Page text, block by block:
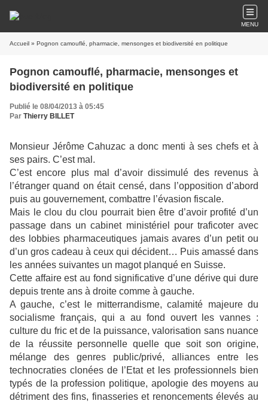
MENU
Accueil » Pognon camouflé, pharmacie, mensonges et biodiversité en politique
Pognon camouflé, pharmacie, mensonges et
biodiversité en politique
Publié le 08/04/2013 à 05:45
Par Thierry BILLET
Monsieur Jérôme Cahuzac a donc menti à ses chefs et à
ses pairs. C’est mal.
C’est encore plus mal d’avoir dissimulé des revenus à
l’étranger quand on était censé, dans l’opposition d’abord
puis au gouvernement, combattre l’évasion fiscale.
Mais le clou du clou pourrait bien être d’avoir profité d’un
passage dans un cabinet ministériel pour traficoter avec
des lobbies pharmaceutiques jamais avares d’un petit ou
d’un gros cadeau à ceux qui décident… Puis amassé dans
les années suivantes un magot planqué en Suisse.
Cette affaire est au fond significative d’une dérive qui dure
depuis trente ans à droite comme à gauche.
A gauche, c’est le mitterrandisme, calamité majeure du
socialisme français, qui a au fond ouvert les vannes :
culture du fric et de la puissance, valorisation sans nuance
de la réussite personnelle quelle que soit son origine,
mélange des genres public/privé, alliances entre les
technocraties clonées de l’Etat et les professionnels bien
typés de la profession politique, apologie des moyens au
détriment des fins, finasseries et renoncements élevés au